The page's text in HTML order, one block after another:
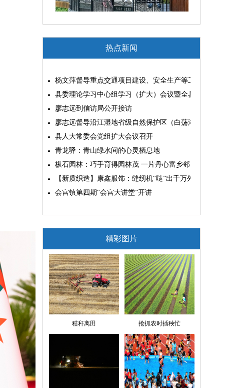
热点新闻
杨文萍督导重点交通项目建设、安全生产等工作
县委理论学习中心组学习（扩大）会议暨全县“两为”能力素质
廖志远到信访局公开接访
廖志远督导沿江湿地省级自然保护区（白荡湖片区）问题整改
县人大常委会党组扩大会议召开
青龙驿：青山绿水间的心灵栖息地
枞石园林：巧手育得园林茂 一片丹心富乡邻
【新质织造】康鑫服饰：缝纫机“哒”出千万外贸大生意
会宫镇第四期“会宫大讲堂”开讲
精彩图片
秸秆离田 抢抓农时插秧忙